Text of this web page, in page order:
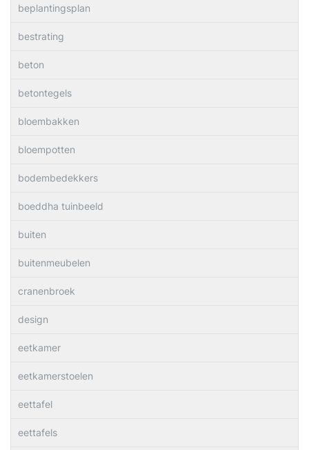
beplantingsplan
bestrating
beton
betontegels
bloembakken
bloempotten
bodembedekkers
boeddha tuinbeeld
buiten
buitenmeubelen
cranenbroek
design
eetkamer
eetkamerstoelen
eettafel
eettafels